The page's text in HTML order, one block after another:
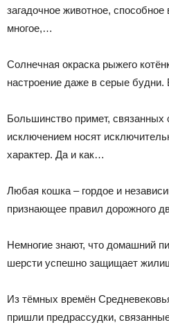
загадочное животное, способное
многое,…
Солнечная окраска рыжего
настроение даже в серые
Большинство примет, связанных
исключением носят
характер. Да и как…
Любая кошка – гордое и
признающее правил дорожного
Немногие знают, что домашний
шерсти успешно защищает
Из тёмных времён
пришли предрассудки,